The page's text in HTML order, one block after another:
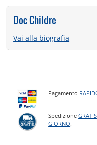
Doc Childre
Vai alla biografia
Pagamento
Spedizione
GIORNO.